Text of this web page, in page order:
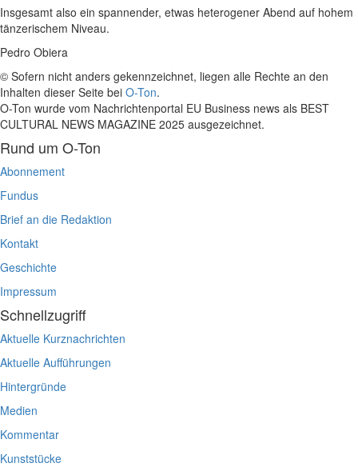
Insgesamt also ein spannender, etwas heterogener Abend auf hohem
tänzerischem Niveau.
Pedro Obiera
© Sofern nicht anders gekennzeichnet, liegen alle Rechte an den
Inhalten dieser Seite bei O-Ton.
O-Ton wurde vom Nachrichtenportal EU Business news als BEST
CULTURAL NEWS MAGAZINE 2025 ausgezeichnet.
Rund um O-Ton
Abonnement
Fundus
Brief an die Redaktion
Kontakt
Geschichte
Impressum
Schnellzugriff
Aktuelle Kurznachrichten
Aktuelle Aufführungen
Hintergründe
Medien
Kommentar
Kunststücke